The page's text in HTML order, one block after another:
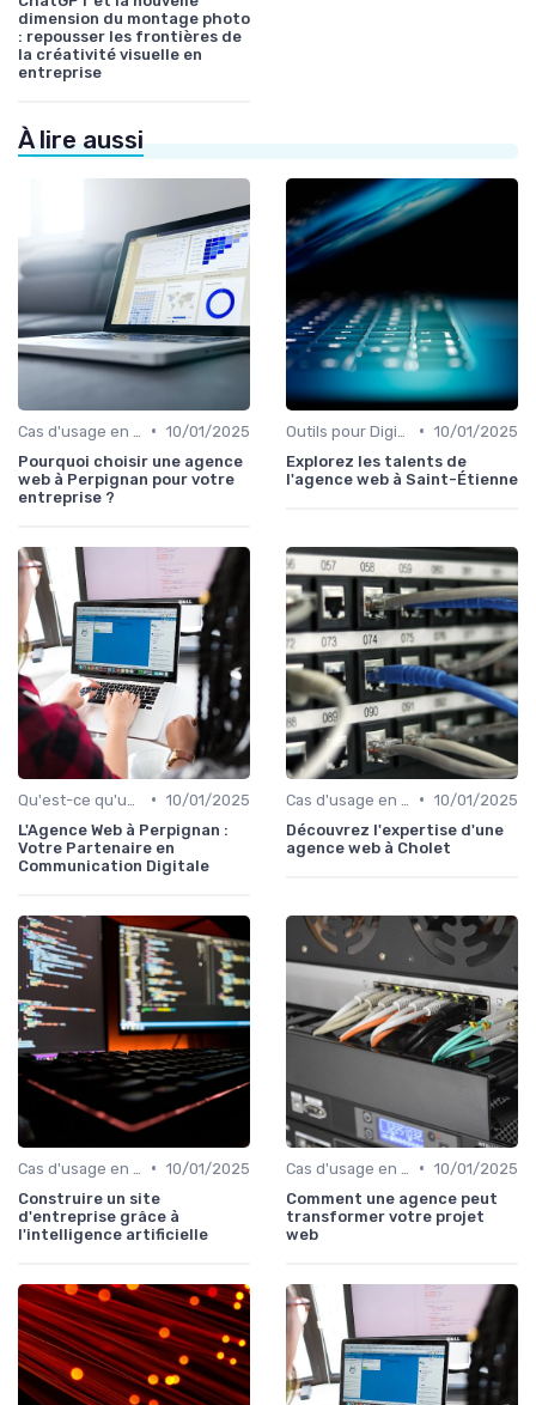
dimension du montage photo
: repousser les frontières de
la créativité visuelle en
entreprise
À lire aussi
• 10/01/2025
Pourquoi choisir une agence
web à Perpignan pour votre
entreprise ?
• 10/01/2025
Explorez les talents de
l'agence web à Saint-Étienne
• 10/01/2025
L'Agence Web à Perpignan :
Votre Partenaire en
Communication Digitale
• 10/01/2025
Découvrez l'expertise d'une
agence web à Cholet
• 10/01/2025
Construire un site
d'entreprise grâce à
l'intelligence artificielle
• 10/01/2025
Comment une agence peut
transformer votre projet
web